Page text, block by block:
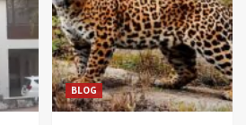
BLOG